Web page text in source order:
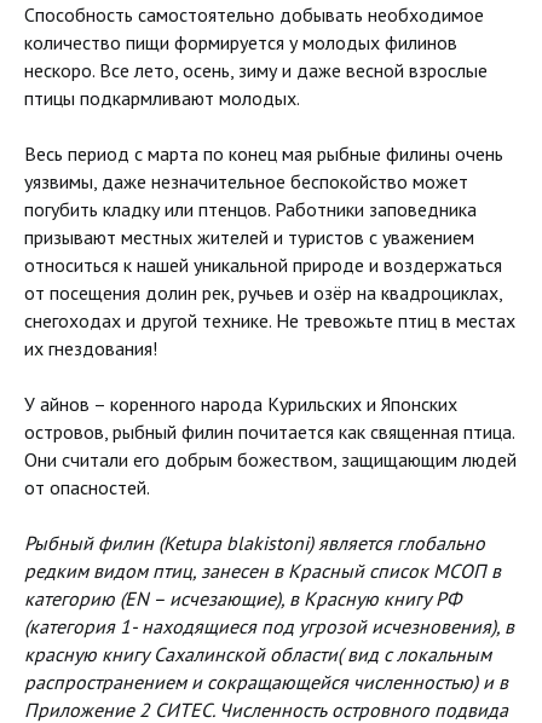
Способность самостоятельно добывать необходимое
количество пищи формируется у молодых филинов
нескоро. Все лето, осень, зиму и даже весной взрослые
птицы подкармливают молодых.
Весь период с марта по конец мая рыбные филины очень
уязвимы, даже незначительное беспокойство может
погубить кладку или птенцов. Работники заповедника
призывают местных жителей и туристов с уважением
относиться к нашей уникальной природе и воздержаться
от посещения долин рек, ручьев и озёр на квадроциклах,
снегоходах и другой технике. Не тревожьте птиц в местах
их гнездования!
У айнов – коренного народа Курильских и Японских
островов, рыбный филин почитается как священная птица.
Они считали его добрым божеством, защищающим людей
от опасностей.
Рыбный филин (Ketupa blakistoni) является глобально
редким видом птиц, занесен в Красный список МСОП в
категорию (EN – исчезающие), в Красную книгу РФ
(категория 1- находящиеся под угрозой исчезновения), в
красную книгу Сахалинской области( вид с локальным
распространением и сокращающейся численностью) и в
Приложение 2 СИТЕС. Численность островного подвида